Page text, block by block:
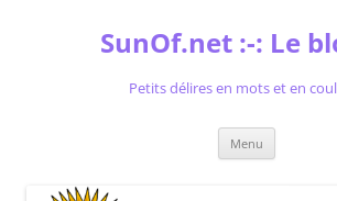
SunOf.net :-: Le
Petits délires en mots et en
Menu